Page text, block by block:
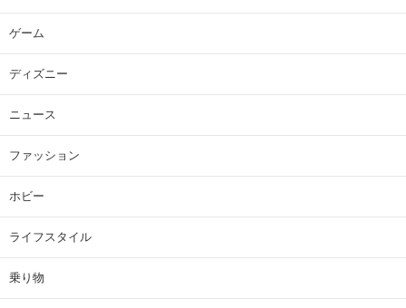
ゲーム
ディズニー
ニュース
ファッション
ホビー
ライフスタイル
乗り物